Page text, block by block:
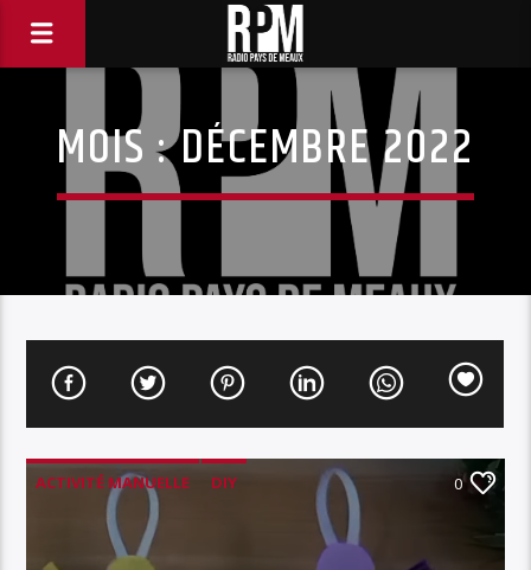
MOIS :DÉCEMBRE 2022
ACTIVITÉ MANUELLE DIY 0